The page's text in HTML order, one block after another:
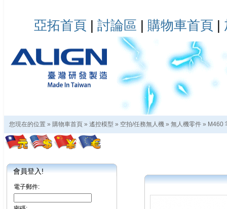
亞拓首頁 | 討論區 | 購物車首頁 |
您現在的位置 » 購物車首頁 » 遙控模型 » 空拍/任務無人機 » 無人機零件 » M460
會員登入!
電子郵件: